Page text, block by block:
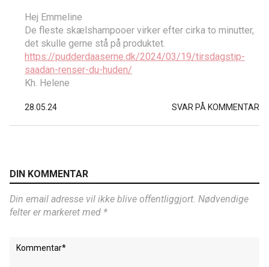
Hej Emmeline
De fleste skælshampooer virker efter cirka to minutter,
det skulle gerne stå på produktet.
https://pudderdaaserne.dk/2024/03/19/tirsdagstip-
saadan-renser-du-huden/
Kh. Helene
28.05.24 SVAR PÅ KOMMENTAR
DIN KOMMENTAR
Din email adresse vil ikke blive offentliggjort. Nødvendige
felter er markeret med *